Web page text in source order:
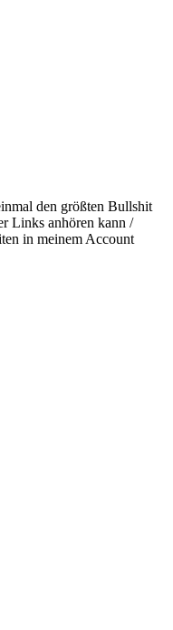
den größten Bullshit
Links anhören kann /
in meinem Account